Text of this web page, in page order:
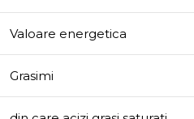
Valoare energetica
Grasimi